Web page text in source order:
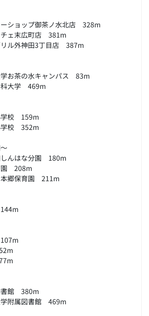
ーショップ御茶ノ水北店 328m
チェ末広町店 381m
リル外神田3丁目店 387m
学お茶の水キャンパス 83m
科大学 469m
学校 159m
学校 352m
しんはな分園 180m
園 208m
本郷保育園 211m
書館 380m
学附属図書館 469m